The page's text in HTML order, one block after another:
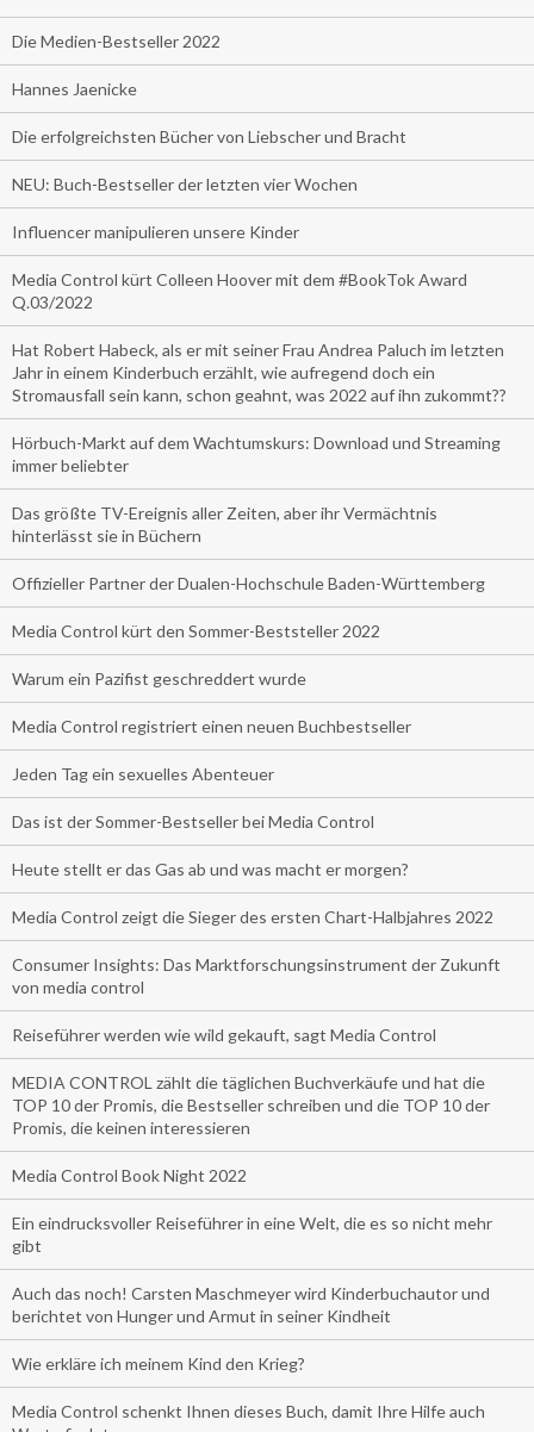
Die Medien-Bestseller 2022
Hannes Jaenicke
Die erfolgreichsten Bücher von Liebscher und Bracht
NEU: Buch-Bestseller der letzten vier Wochen
Influencer manipulieren unsere Kinder
Media Control kürt Colleen Hoover mit dem #BookTok Award
Q.03/2022
Hat Robert Habeck, als er mit seiner Frau Andrea Paluch im letzten
Jahr in einem Kinderbuch erzählt, wie aufregend doch ein
Stromausfall sein kann, schon geahnt, was 2022 auf ihn zukommt??
Hörbuch-Markt auf dem Wachtumskurs: Download und Streaming
immer beliebter
Das größte TV-Ereignis aller Zeiten, aber ihr Vermächtnis
hinterlässt sie in Büchern
Offizieller Partner der Dualen-Hochschule Baden-Württemberg
Media Control kürt den Sommer-Beststeller 2022
Warum ein Pazifist geschreddert wurde
Media Control registriert einen neuen Buchbestseller
Jeden Tag ein sexuelles Abenteuer
Das ist der Sommer-Bestseller bei Media Control
Heute stellt er das Gas ab und was macht er morgen?
Media Control zeigt die Sieger des ersten Chart-Halbjahres 2022
Consumer Insights: Das Marktforschungsinstrument der Zukunft
von media control
Reiseführer werden wie wild gekauft, sagt Media Control
MEDIA CONTROL zählt die täglichen Buchverkäufe und hat die
TOP 10 der Promis, die Bestseller schreiben und die TOP 10 der
Promis, die keinen interessieren
Media Control Book Night 2022
Ein eindrucksvoller Reiseführer in eine Welt, die es so nicht mehr
gibt
Auch das noch! Carsten Maschmeyer wird Kinderbuchautor und
berichtet von Hunger und Armut in seiner Kindheit
Wie erkläre ich meinem Kind den Krieg?
Media Control schenkt Ihnen dieses Buch, damit Ihre Hilfe auch